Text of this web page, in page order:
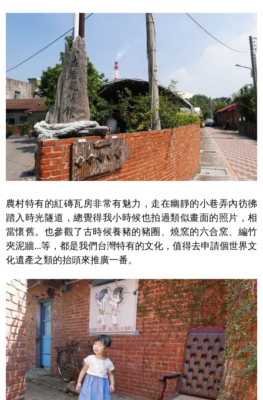
農村特有的紅磚瓦房非常有魅力，走在幽靜的小巷弄內彷彿
踏入時光隧道，總覺得我小時候也拍過類似畫面的照片，相
當懷舊。也參觀了古時候養豬的豬圈、燒窯的六合窯、編竹
夾泥牆...等，都是我們台灣特有的文化，值得去申請個世界文
化遺產之類的抬頭來推廣一番。